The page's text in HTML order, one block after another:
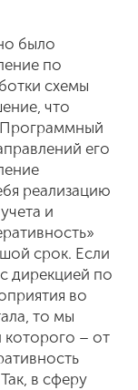
было
по
схемы
что
его
реализацию
и
срок. Если
дирекцией по
во
то мы
которого – от
в сферу